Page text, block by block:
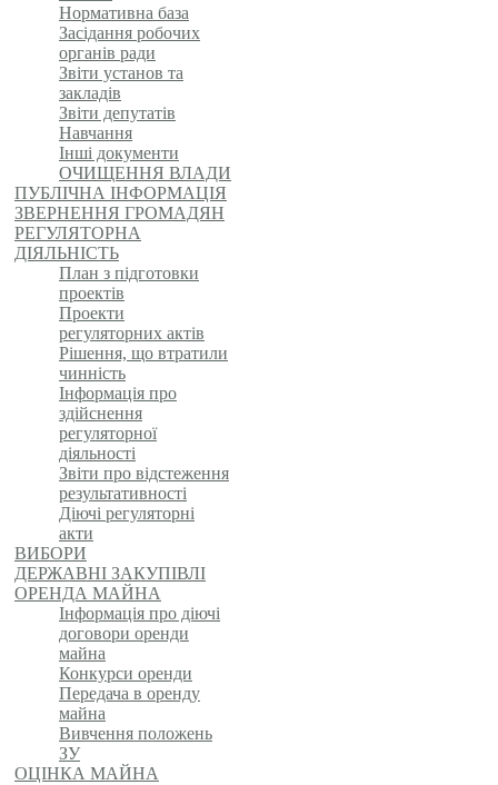
Нормативна база
Засідання робочих
органів ради
Звіти установ та
закладів
Звіти депутатів
Навчання
Інші документи
ОЧИЩЕННЯ ВЛАДИ
ПУБЛІЧНА ІНФОРМАЦІЯ
ЗВЕРНЕННЯ ГРОМАДЯН
РЕГУЛЯТОРНА
ДІЯЛЬНІСТЬ
План з підготовки
проектів
Проекти
регуляторних актів
Рішення, що втратили
чинність
Інформація про
здійснення
регуляторної
діяльності
Звіти про відстеження
результативності
Діючі регуляторні
акти
ВИБОРИ
ДЕРЖАВНІ ЗАКУПІВЛІ
ОРЕНДА МАЙНА
Інформація про діючі
договори оренди
майна
Конкурси оренди
Передача в оренду
майна
Вивчення положень
ЗУ
ОЦІНКА МАЙНА